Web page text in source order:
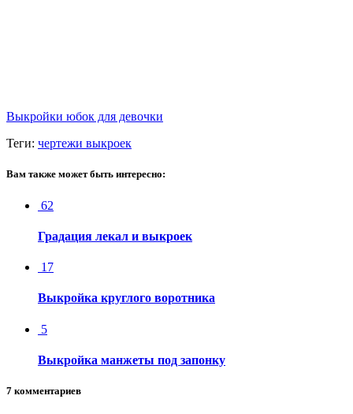
Выкройки юбок для девочки
Теги: чертежи выкроек
Вам также может быть интересно:
62
Градация лекал и выкроек
17
Выкройка круглого воротника
5
Выкройка манжеты под запонку
7 комментариев